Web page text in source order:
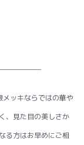
ッキならではの華や
、見た目の美しさか
る方はお早めにご相